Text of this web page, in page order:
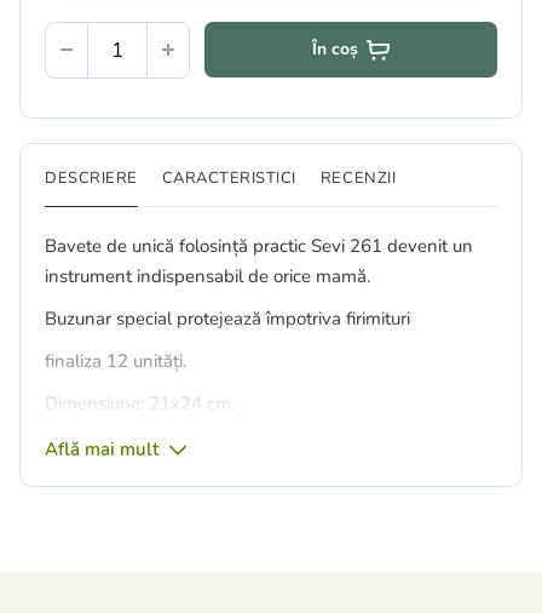
În coș
DESCRIERE CARACTERISTICI RECENZII
Bavete de unică folosință practic Sevi 261 devenit un
instrument indispensabil de orice mamă.
Buzunar special protejează împotriva firimituri
finaliza 12 unități.
Dimensiune: 21x24 cm.
Află mai mult